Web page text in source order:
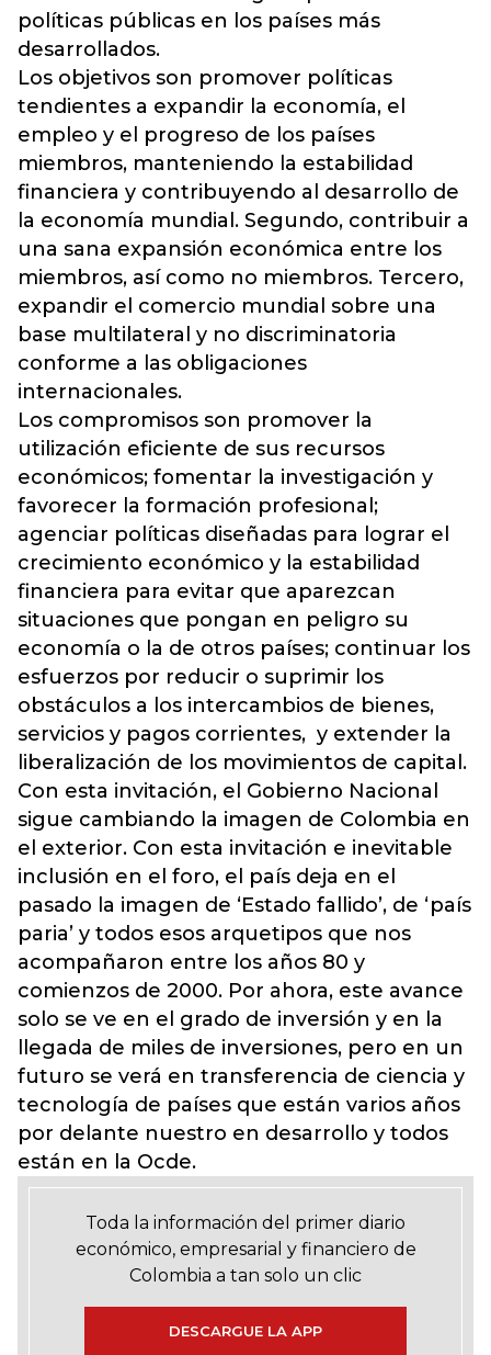
políticas públicas en los países más
desarrollados.
Los objetivos son promover políticas
tendientes a expandir la economía, el
empleo y el progreso de los países
miembros, manteniendo la estabilidad
financiera y contribuyendo al desarrollo de
la economía mundial. Segundo, contribuir a
una sana expansión económica entre los
miembros, así como no miembros. Tercero,
expandir el comercio mundial sobre una
base multilateral y no discriminatoria
conforme a las obligaciones
internacionales.
Los compromisos son promover la
utilización eficiente de sus recursos
económicos; fomentar la investigación y
favorecer la formación profesional;
agenciar políticas diseñadas para lograr el
crecimiento económico y la estabilidad
financiera para evitar que aparezcan
situaciones que pongan en peligro su
economía o la de otros países; continuar los
esfuerzos por reducir o suprimir los
obstáculos a los intercambios de bienes,
servicios y pagos corrientes, y extender la
liberalización de los movimientos de capital.
Con esta invitación, el Gobierno Nacional
sigue cambiando la imagen de Colombia en
el exterior. Con esta invitación e inevitable
inclusión en el foro, el país deja en el
pasado la imagen de ‘Estado fallido’, de ‘país
paria’ y todos esos arquetipos que nos
acompañaron entre los años 80 y
comienzos de 2000. Por ahora, este avance
solo se ve en el grado de inversión y en la
llegada de miles de inversiones, pero en un
futuro se verá en transferencia de ciencia y
tecnología de países que están varios años
por delante nuestro en desarrollo y todos
están en la Ocde.
Toda la información del primer diario
económico, empresarial y financiero de
Colombia a tan solo un clic
DESCARGUE LA APP